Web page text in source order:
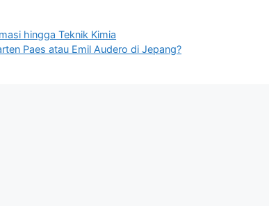
hingga Teknik Kimia
Paes atau Emil Audero di Jepang?